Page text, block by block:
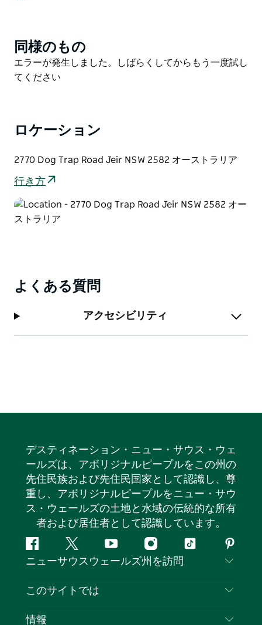
Product
List
同様のもの
Product
List
エラーが発生しました。しばらくしてからもう一度試し
てください
ロケーション
2770 Dog Trap Road Jeir NSW 2582 オーストラリア
行き方
よくある質問
アクセシビリティ
デスティネーション・ニュー・サウス・ウェ
ールズは、アボリジナルピープルをこの州の
先住民族および先住民国家として認識し、尊
重し、アボリジナルピープルをニュー・サウ
ス・ウェールズの土地と水域の伝統的な所有
者および居住者として認識しています。
フ
ェ
ス
ッ
ツ
イ
タ
ユ
ー
イ
ン
テ
ピ
ン
レ
ト
ニューサウスウェールズ州を訪問
お問い合わせ
このサイトでは
目的地
情報